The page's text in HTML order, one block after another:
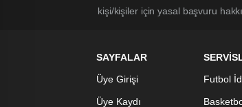
kişi/kişiler için yasal başvuru
SAYFALAR
Üye Girişi
Üye Kaydı
Futbol